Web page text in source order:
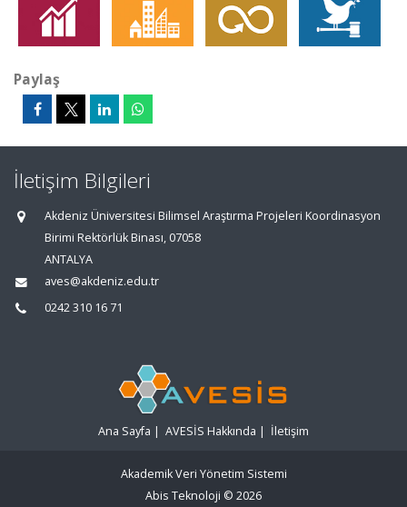
Paylaş
İletişim Bilgileri
Akdeniz Üniversitesi Bilimsel Araştırma Projeleri Koordinasyon
Birimi Rektörlük Binası, 07058
ANTALYA
aves@akdeniz.edu.tr
0242 310 16 71
Ana Sayfa | AVESİS Hakkında | İletişim
Akademik Veri Yönetim Sistemi
Abis Teknoloji © 2026